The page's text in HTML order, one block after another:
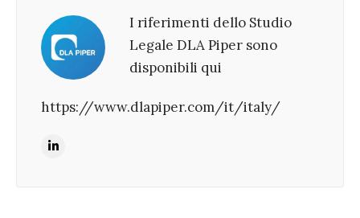
I riferimenti dello Studio
Legale DLA Piper sono
disponibili qui
https://www.dlapiper.com/it/italy/